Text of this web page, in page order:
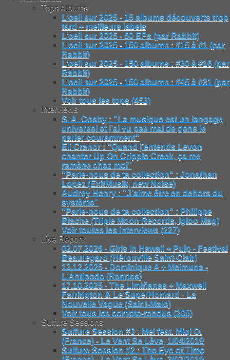
Tops Albums
L’oeil sur 2025 - 15 albums découverts trop
tard + meilleurs labels
L’oeil sur 2025 - 50 EPs (par Rabbit)
L’oeil sur 2025 - 150 albums : #15 à #1 (par
Rabbit)
L’oeil sur 2025 - 150 albums : #30 à #16 (par
Rabbit)
L’oeil sur 2025 - 150 albums : #45 à #31 (par
Rabbit)
Voir tous les tops (453)
Interviews
S. A. Cosby : "La musique est un langage
universel et j’ai vu pas mal de gens le
parler couramment"
Eli Cranor : "Quand j’entends Levon
chanter Up On Cripple Creek, ça me
ramène chez moi"
"Parle-nous de ta collection" : Jonathan
Lopez (ExitMusik, new Noise)
Audrey Henry : "J’aime être en dehors du
système"
"Parle-nous de ta collection" : Philippe
Blache (Triple Moon Records, Igloo Mag)
Voir toutes les interviews (227)
Live Report
02.07.2026 - Girls In Hawaii + Pulp - Festival
Beauregard (Hérouville Saint-Clair)
13.12.2025 - Dominique A + Meimuna -
L’Antipode (Rennes)
17.10.2025 - The Limiñanas + Maxwell
Farrington & Le SuperHomard - La
Nouvelle Vague (Saint-Malo)
Voir tous les compte-rendus (205)
Sulfure Sessions
Sulfure Session #3 : Mei feat. Miqi O.
(France) - Le Vent Se Lève, 1/04/2019
Sulfure Session #2 : The Eye of Time